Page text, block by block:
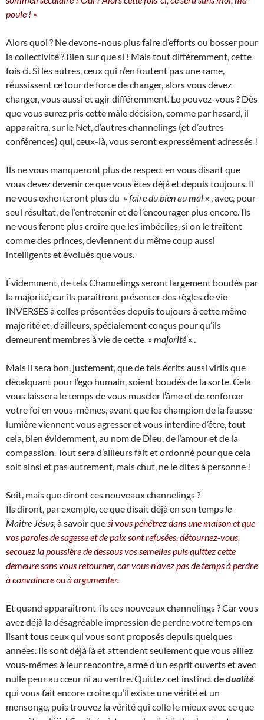
poule ! »
Alors quoi ? Ne devons-nous plus faire d’efforts ou bosser pour
la collectivité ? Bien sur que si ! Mais tout différemment, cette
fois ci. Si les autres, ceux qui n’en foutent pas une rame,
réussissent ce tour de force de changer, alors vous devez
changer, vous aussi et agir différemment. Le pouvez-vous ? Dès
que vous aurez pris cette mâle décision, comme par hasard, il
apparaîtra, sur le Net, d’autres channelings (et d’autres
conférences) qui, ceux-là, vous seront expressément adressés !
Ils ne vous manqueront plus de respect en vous disant que
vous devez devenir ce que vous êtes déjà et depuis toujours. Il
ne vous exhorteront plus du »faire du bien au mal « , avec, pour
seul résultat, de l’entretenir et de l’encourager plus encore. Ils
ne vous feront plus croire que les imbéciles, si on le traitent
comme des princes, deviennent du même coup aussi
intelligents et évolués que vous.
Évidemment, de tels Channelings seront largement boudés par
la majorité, car ils paraîtront présenter des règles de vie
INVERSES à celles présentées depuis toujours à cette même
majorité et, d’ailleurs, spécialement conçus pour qu’ils
demeurent membres à vie de cette »majorité « .
Mais il sera bon, justement, que de tels écrits aussi virils que
décalquant pour l’ego humain, soient boudés de la sorte. Cela
vous laissera le temps de vous muscler l’âme et de renforcer
votre foi en vous-mêmes, avant que les champion de la fausse
lumière viennent vous agresser et vous interdire d’être, tout
cela, bien évidemment, au nom de Dieu, de l’amour et de la
compassion. Tout sera d’ailleurs fait et ordonné pour que cela
soit ainsi et pas autrement, mais chut, ne le dites à personne !
Soit, mais que diront ces nouveaux channelings ?
Ils diront, par exemple, ce que disait déjà en son temps le
Maître Jésus , à savoir que si vous pénétrez dans une maison et que
vos paroles de sagesse et de paix sont refusées, détournez-vous,
secouez la poussière de dessous vos semelles puis quittez cette
demeure sans vous retourner, car vous n’avez pas de temps à perdre
à convaincre ou à argumenter.
Et quand apparaîtront-ils ces nouveaux channelings ? Car vous
avez déjà la désagréable impression de perdre votre temps en
lisant tous ceux qui vous sont proposés depuis quelques
années. Ils sont déjà là et attendent seulement que vous alliez
vous-mêmes à leur rencontre, armé d’un esprit ouverts et avec
nulle peur au cœur ni au ventre. Quittez cet instinct dedualité
qui vous fait encore croire qu’il existe une vérité et un
mensonge, puis trouvez la vérité qui colle le mieux avec ce que